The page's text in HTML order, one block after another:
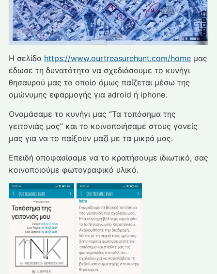
Η σελίδα https://www.ourtreasurehunt.com/homeμας
έδωσε τη δυνατότητα να σχεδιάσουμε το κυνήγι
θησαυρού μας το οποίο όμως παίζεται μέσω της
ομώνυμης εφαρμογής για adroid ή iphone.
Ονομάσαμε το κυνήγι μας “Τα τοπόσημα της
γειτονιάς μας” και το κοινοποιήσαμε στους γονείς
μας για να το παίξουν μαζί με τα μικρά μας.
Επειδή αποφασίσαμε να το κρατήσουμε ιδιωτικό, σας
κοινοποιούμε φωτογραφικό υλικό.